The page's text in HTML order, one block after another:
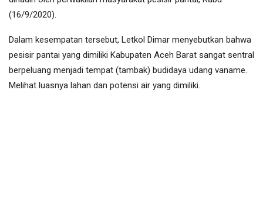
(16/9/2020).
Dalam kesempatan tersebut, Letkol Dimar menyebutkan bahwa
pesisir pantai yang dimiliki Kabupaten Aceh Barat sangat sentral
berpeluang menjadi tempat (tambak) budidaya udang vaname.
Melihat luasnya lahan dan potensi air yang dimiliki.